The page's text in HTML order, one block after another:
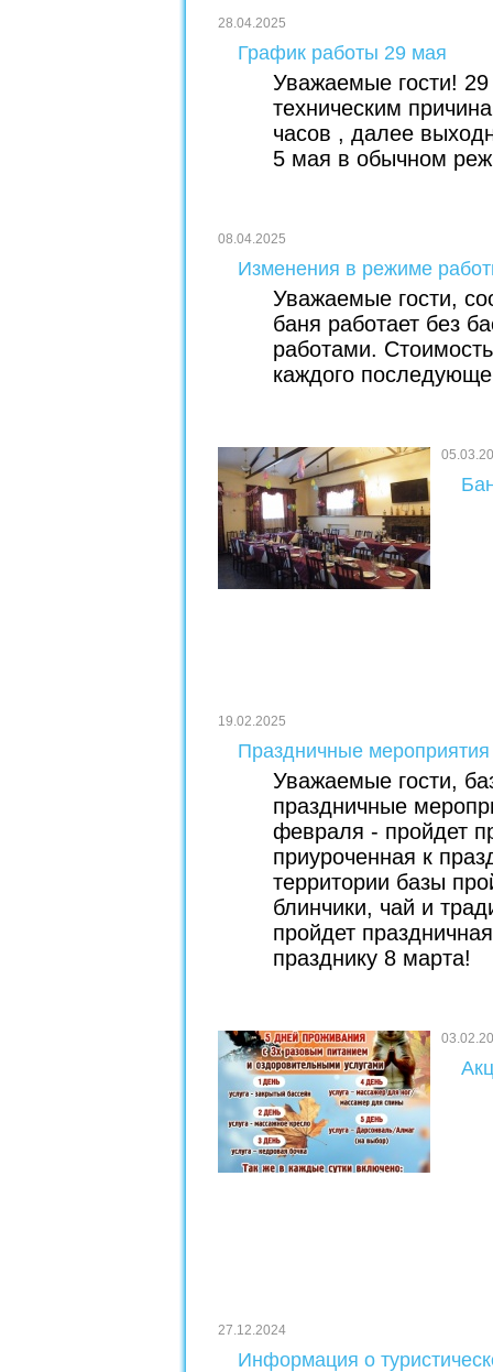
28.04.2025
График работы 29 мая
Уважаемые гости!
техническим
часов , далее
5 мая в обычном
08.04.2025
Изменения в режиме
Уважаемые гости,
баня работает без
работами.
каждого
19.02.2025
Праздничные
Уважаемые гости,
праздничные
февраля - пройдет
приуроченная к
территории базы
блинчики, чай и
пройдет
празднику 8 марта!
27.12.2024
Информация о